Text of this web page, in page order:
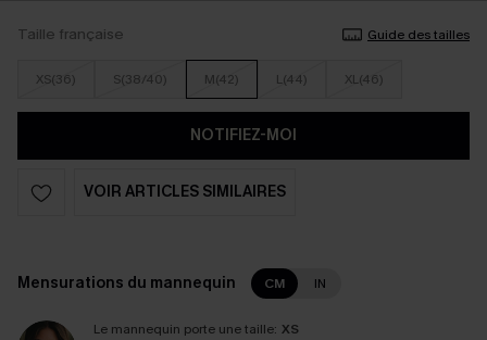
Taille française Guide des tailles
XS(36) S(38/40) M(42) L(44) XL(46)
NOTIFIEZ-MOI
VOIR ARTICLES SIMILAIRES
Mensurations du mannequin CM IN
Le mannequin porte une taille: XS